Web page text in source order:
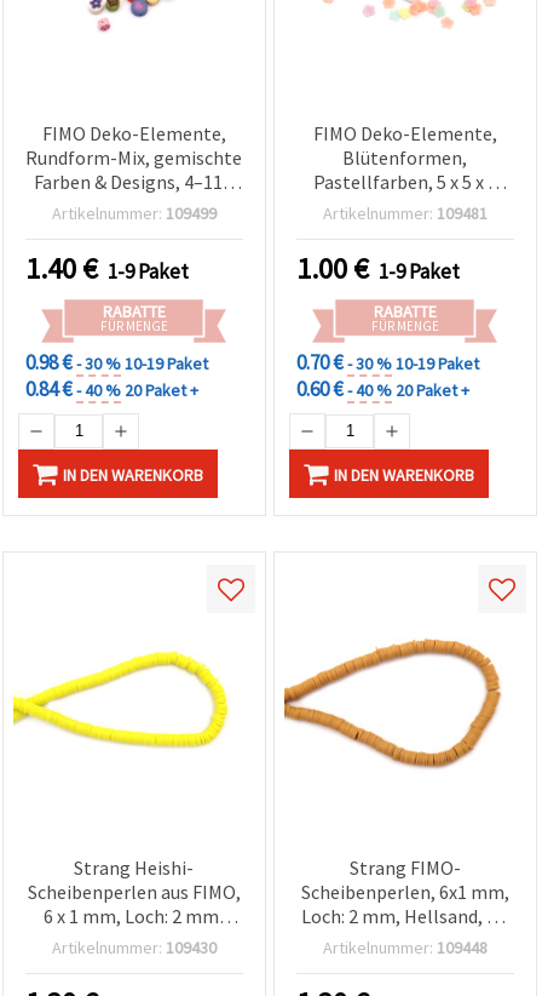
FIMO Deko-Elemente,
Rundform-Mix, gemischte
Farben & Designs, 4–11 x
4–6 mm – 50 Stück
Artikelnummer: 109499
1.40€ 1-9 Paket
RABATTE
FÜR MENGE
0.98 €- 30 %10-19 Paket
0.84 €- 40 % 20 Paket +
IN DEN WARENKORB
FIMO Deko-Elemente,
Blütenformen,
Pastellfarben, 5 x 5 x 1
mm, 20 g, Bastelbedarf
Artikelnummer: 109481
1.00€ 1-9 Paket
RABATTE
FÜR MENGE
0.70 €- 30 %10-19 Paket
0.60 €- 40 % 20 Paket +
IN DEN WARENKORB
Strang Heishi-
Scheibenperlen aus FIMO,
6 x 1 mm, Loch: 2 mm,
Neongelb, ca. 320 Stk.
Artikelnummer: 109430
Strang FIMO-
Scheibenperlen, 6x1 mm,
Loch: 2 mm, Hellsand, ca.
320 Stk.
Artikelnummer: 109448